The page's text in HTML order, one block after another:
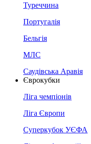
Туреччина
Португалія
Бельгія
МЛС
Саудівська Аравія
Єврокубки
Ліга чемпіонів
Ліга Європи
Суперкубок УЄФА